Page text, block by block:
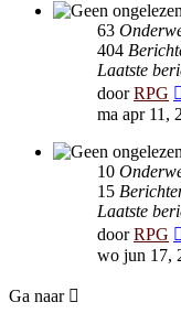
63
404
Laatste
doorRPG
ma apr 11,
10
15
Laatste
doorRPG
wo jun 17,
Ga naar